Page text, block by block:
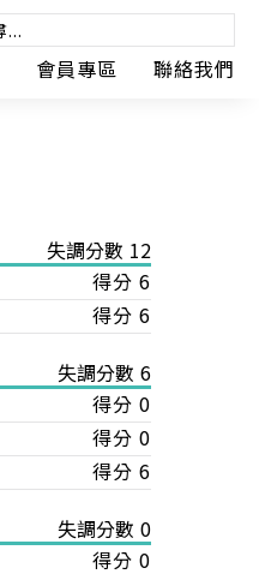
會員專區 聯絡我們
失調分數 12
得分 6
得分 6
失調分數 6
得分 0
得分 0
得分 6
失調分數 0
得分 0